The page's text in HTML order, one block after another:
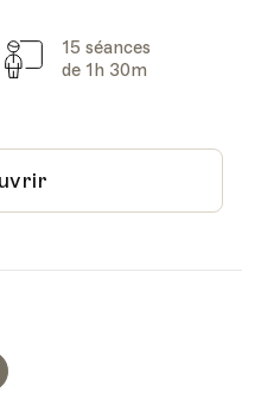
Cours
15 séances
de 1h 30m